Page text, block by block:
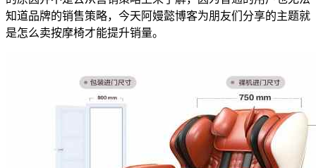
知道品牌的销售策略，今天阿嫚懿博客为朋友们分享的主题就
是怎么卖按摩椅才能提升销量。